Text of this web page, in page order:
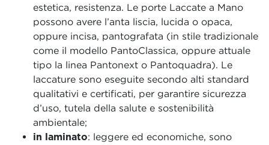
estetica, resistenza. Le porte Laccate a Mano
possono avere l’anta liscia, lucida o opaca,
oppure incisa, pantografata (in stile tradizionale
come il modello PantoClassica, oppure attuale
tipo la linea Pantonext o Pantoquadra). Le
laccature sono eseguite secondo alti standard
qualitativi e certificati, per garantire sicurezza
d’uso, tutela della salute e sostenibilità
ambientale;
in laminato: leggere ed economiche, sono